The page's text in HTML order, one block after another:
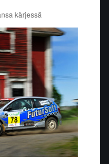
kärjessä